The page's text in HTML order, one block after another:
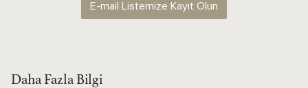
E-mail Listemize Kayıt Olun
Daha Fazla Bilgi